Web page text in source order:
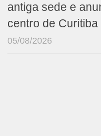
antiga sede e
centro de Curitiba
05/08/2026